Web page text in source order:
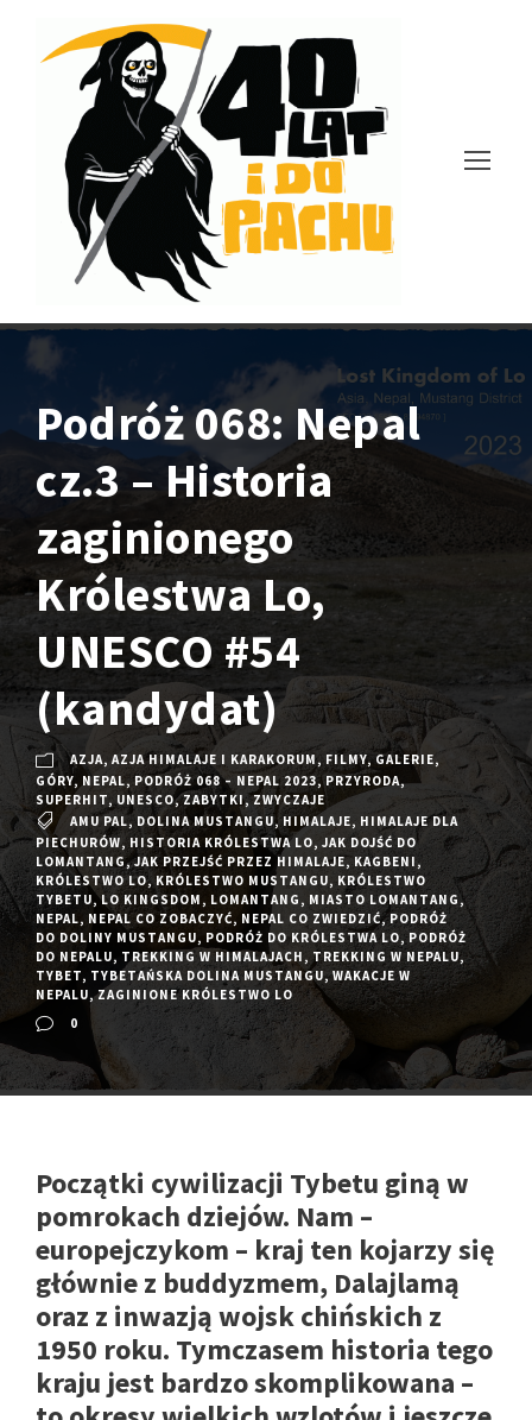
Podróż 068: Nepal
cz.3 – Historia
zaginionego
Królestwa Lo,
UNESCO #54
(kandydat)
AZJA, AZJA HIMALAJE I KARAKORUM, FILMY, GALERIE,
GÓRY, NEPAL, PODRÓŻ 068 – NEPAL 2023, PRZYRODA,
SUPERHIT, UNESCO, ZABYTKI, ZWYCZAJE
AMU PAL, DOLINA MUSTANGU, HIMALAJE, HIMALAJE DLA
PIECHURÓW, HISTORIA KRÓLESTWA LO, JAK DOJŚĆ DO
LOMANTANG, JAK PRZEJŚĆ PRZEZ HIMALAJE, KAGBENI ,
KRÓLESTWO LO, KRÓLESTWO MUSTANGU, KRÓLESTWO
TYBETU, LO KINGSDOM , LOMANTANG , MIASTO LOMANTANG ,
NEPAL, NEPAL CO ZOBACZYĆ, NEPAL CO ZWIEDZIĆ, PODRÓŻ
DO DOLINY MUSTANGU, PODRÓŻ DO KRÓLESTWA LO, PODRÓŻ
DO NEPALU, TREKKING W HIMALAJACH , TREKKING W NEPALU,
TYBET, TYBETAŃSKA DOLINA MUSTANGU, WAKACJE W
NEPALU, ZAGINIONE KRÓLESTWO LO
0
Początki cywilizacji Tybetu giną w
pomrokach dziejów. Nam –
europejczykom – kraj ten kojarzy się
głównie z buddyzmem, Dalajlamą
oraz z inwazją wojsk chińskich z
1950 roku. Tymczasem historia tego
kraju jest bardzo skomplikowana –